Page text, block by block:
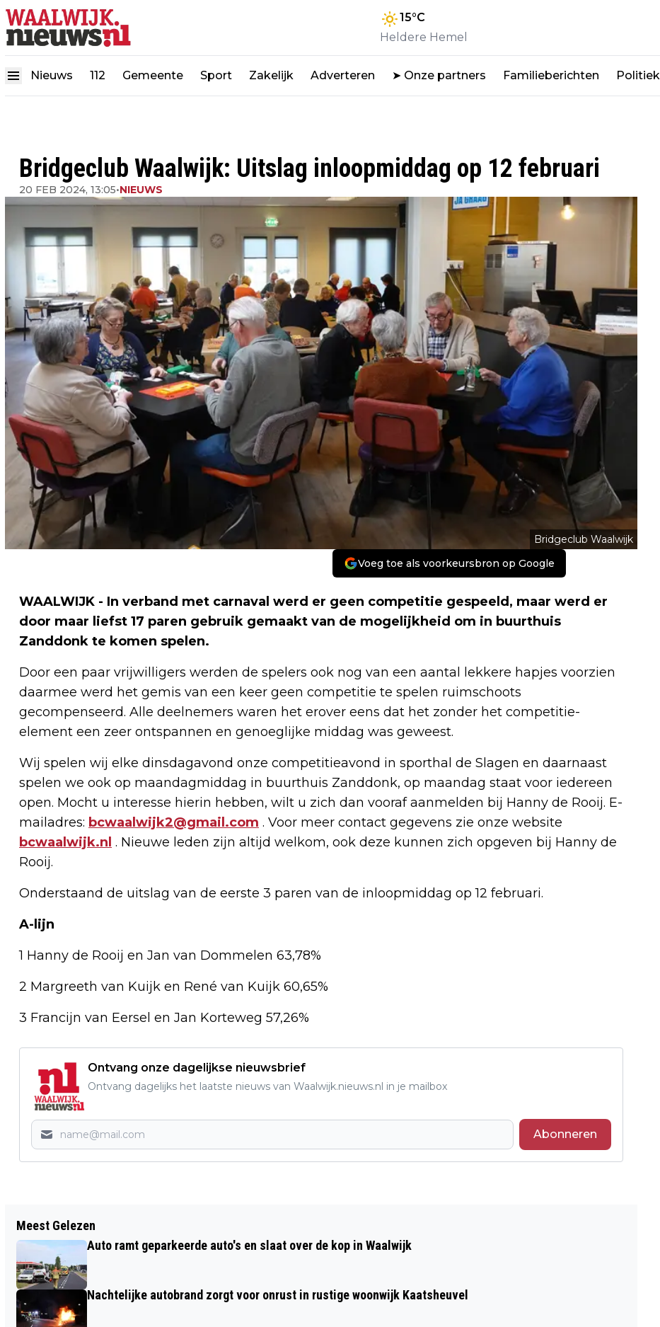
15°C
Heldere Hemel
Nieuws 112 Gemeente Sport Zakelijk Adverteren ➤ Onze partners Familieberichten Politiek
Bridgeclub Waalwijk: Uitslag inloopmiddag op 12 februari
20 FEB 2024, 13:05•NIEUWS
Bridgeclub Waalwijk
Voeg toe als voorkeursbron op Google
WAALWIJK - In verband met carnaval werd er geen competitie gespeeld, maar werd er
door maar liefst 17 paren gebruik gemaakt van de mogelijkheid om in buurthuis
Zanddonk te komen spelen.
Door een paar vrijwilligers werden de spelers ook nog van een aantal lekkere hapjes voorzien
daarmee werd het gemis van een keer geen competitie te spelen ruimschoots
gecompenseerd. Alle deelnemers waren het erover eens dat het zonder het competitie-
element een zeer ontspannen en genoeglijke middag was geweest.
Wij spelen wij elke dinsdagavond onze competitieavond in sporthal de Slagen en daarnaast
spelen we ook op maandagmiddag in buurthuis Zanddonk, op maandag staat voor iedereen
open. Mocht u interesse hierin hebben, wilt u zich dan vooraf aanmelden bij Hanny de Rooij. E-
mailadres: bcwaalwijk2@gmail.com . Voor meer contact gegevens zie onze website
bcwaalwijk.nl . Nieuwe leden zijn altijd welkom, ook deze kunnen zich opgeven bij Hanny de
Rooij.
Onderstaand de uitslag van de eerste 3 paren van de inloopmiddag op 12 februari.
A-lijn
1 Hanny de Rooij en Jan van Dommelen 63,78%
2 Margreeth van Kuijk en René van Kuijk 60,65%
3 Francijn van Eersel en Jan Korteweg 57,26%
Ontvang onze dagelijkse nieuwsbrief
Ontvang dagelijks het laatste nieuws van Waalwijk.nieuws.nl in je mailbox
Abonneren
WANDELEN DOOR OPBLAASBARE DARM
IN ETZ
BERNHARDSTRAAT WASPIK
Meest Gelezen
Auto ramt geparkeerde auto's en slaat over de kop in Waalwijk
Nachtelijke autobrand zorgt voor onrust in rustige woonwijk Kaatsheuvel